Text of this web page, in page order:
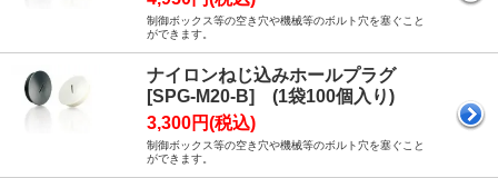
制御ボックス等の空き穴や機械等のボルト穴を塞ぐこと
ができます。
ナイロンねじ込みホールプラグ
[SPG-M20-B] (1袋100個入り)
3,300円(税込)
制御ボックス等の空き穴や機械等のボルト穴を塞ぐこと
ができます。